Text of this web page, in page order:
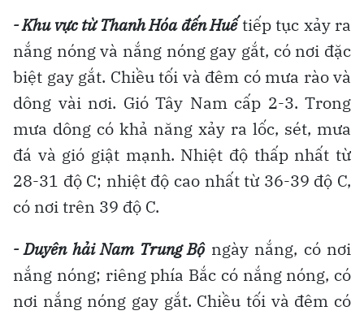
- Khu vực từ Thanh Hóa đến Huếtiếp tục xảy ra
nắng nóng và nắng nóng gay gắt, có nơi đặc
biệt gay gắt. Chiều tối và đêm có mưa rào và
dông vài nơi. Gió Tây Nam cấp 2-3. Trong
mưa dông có khả năng xảy ra lốc, sét, mưa
đá và gió giật mạnh. Nhiệt độ thấp nhất từ
28-31 độ C; nhiệt độ cao nhất từ 36-39 độ C,
có nơi trên 39 độ C.
- Duyên hải Nam Trung Bộngày nắng, có nơi
nắng nóng; riêng phía Bắc có nắng nóng, có
nơi nắng nóng gay gắt. Chiều tối và đêm có